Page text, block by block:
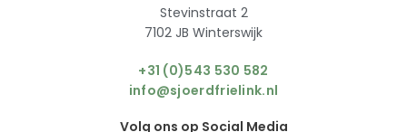
Stevinstraat 2
7102 JB Winterswijk
+31 (0)543 530 582
info@sjoerdfrielink.nl
Volg ons op Social Media